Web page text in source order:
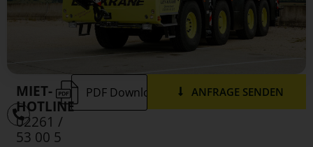
PDF Download ANFRAGE SENDEN
MIET-
HOTLINE
02261 /
53 00 5